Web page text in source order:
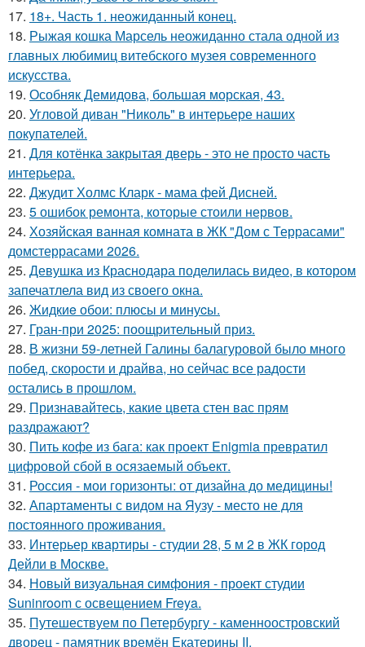
17. 18+. Часть 1. неожиданный конец.
18. Рыжая кошка Марсель неожиданно стала одной из
главных любимиц витебского музея современного
искусства.
19. Особняк Демидова, большая морская, 43.
20. Угловой диван "Николь" в интерьере наших
покупателей.
21. Для котёнка закрытая дверь - это не просто часть
интерьера.
22. Джудит Холмс Кларк - мама фей Дисней.
23. 5 ошибок ремонта, которые стоили нервов.
24. Хозяйская ванная комната в ЖК "Дом с Террасами"
домстеррасами 2026.
25. Девушка из Краснодара поделилась видео, в котором
запечатлела вид из своего окна.
26. Жидкиe обои: плюсы и минуcы.
27. Гран-при 2025: поощрительный приз.
28. В жизни 59-летней Галины балагуровой было много
побед, скорости и драйва, но сейчас все радости
остались в прошлом.
29. Признавайтесь, какие цвета стен вас прям
раздражают?
30. Пить кофе из бага: как проект Enigmia превратил
цифровой сбой в осязаемый объект.
31. Россия - мои горизонты: от дизайна до медицины!
32. Апартаменты с видом на Яузу - место не для
постоянного проживания.
33. Интерьер квартиры - студии 28, 5 м 2 в ЖК город
Дейли в Москве.
34. Новый визуальная симфония - проект студии
Suninroom с освещением Freya.
35. Путешествуем по Петербургу - каменноостровский
дворец - памятник времён Екатерины II.